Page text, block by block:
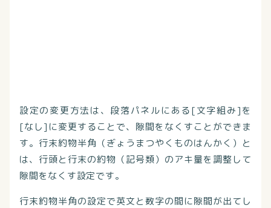
設定の変更方法は、段落パネルにある[文字組み]を
[なし]に変更することで、隙間をなくすことができま
す。行末約物半角（ぎょうまつやくものはんかく）と
は、行頭と行末の約物（記号類）のアキ量を調整して
隙間をなくす設定です。
行末約物半角の設定で英文と数字の間に隙間が出てし